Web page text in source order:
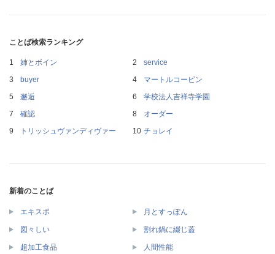
ことば検索ランキング
姉とボイン
service
buyer
マートルコービン
邂逅
学校法人吉祥寺学園
確認
オーダー
トリッシュヴァンディヴァー
チョレイ
新着のことば
エキスポ 月とすっぽん
図々しい 割れ鍋に綴じ蓋
超加工食品 人間性能